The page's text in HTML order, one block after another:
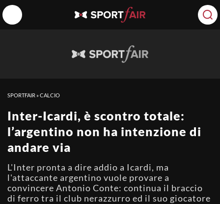
SPORTFAIR »CALCIO
Inter-Icardi, è scontro totale:
l’argentino non ha intenzione di
andare via
L'Inter pronta a dire addio a Icardi, ma
l'attaccante argentino vuole provare a
convincere Antonio Conte: continua il braccio
di ferro tra il club nerazzurro ed il suo giocatore